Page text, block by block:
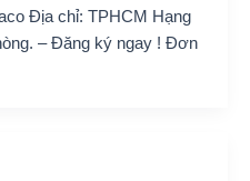
Địa chỉ: TPHCM Hạng
– Đăng ký ngay ! Đơn